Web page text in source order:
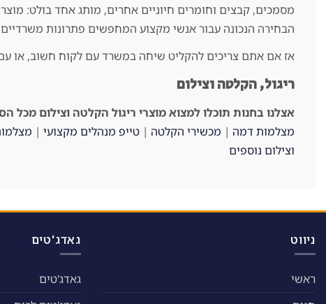
מסמכים, קבצים וחומרים חיוניים אחרים, מותג אחד בולט:
הבחירה הנכונה עבור אנשי מקצוע המחפשים פתרונות משרדיים
אז אם אתם צריכים להקליט שיחה במשרד עם לקוח חשוב, או
ריגול, הקלטה וצילום
אצלנו בחנות תוכלו למצוא מוצרי ריגול הקלטה וצילום מכל
מצלמות דמה | מכשירי הקלטה | טייפ מנהלים מקצועי |
וצילום נוספים
ניווט
ראשי
גאדג'טים
גאדג'טים